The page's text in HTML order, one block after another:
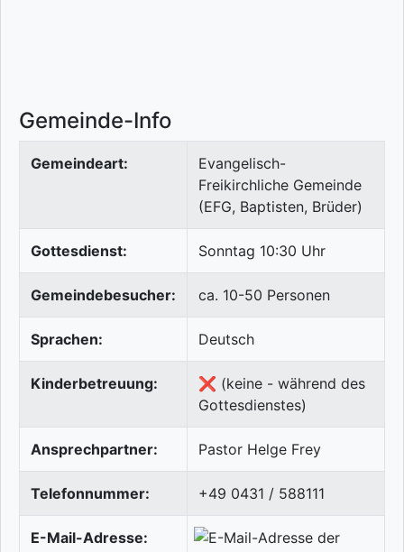
Gemeinde-Info
Gemeindeart:
Evangelisch-
Freikirchliche Gemeinde
(EFG, Baptisten, Brüder)
Gottesdienst: Sonntag 10:30 Uhr
Gemeindebesucher: ca. 10-50 Personen
Sprachen: Deutsch
Kinderbetreuung:
❌ (keine - während des
Gottesdienstes)
Ansprechpartner: Pastor Helge Frey
Telefonnummer: +49 0431 / 588111
E-Mail-Adresse: